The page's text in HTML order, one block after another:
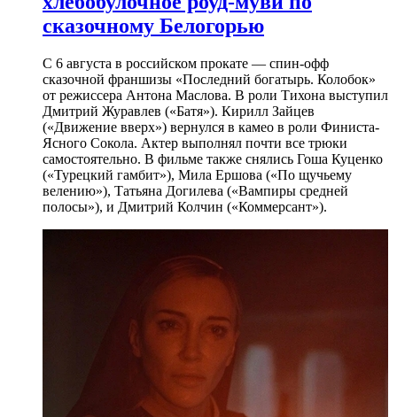
сказочному Белогорью
С 6 августа в российском прокате — спин-офф
сказочной франшизы «Последний богатырь. Колобок»
от режиссера Антона Маслова. В роли Тихона выступил
Дмитрий Журавлев («Батя»). Кирилл Зайцев
(«Движение вверх») вернулся в камео в роли Финиста-
Ясного Сокола. Актер выполнял почти все трюки
самостоятельно. В фильме также снялись Гоша Куценко
(«Турецкий гамбит»), Мила Ершова («По щучьему
велению»), Татьяна Догилева («Вампиры средней
полосы»), и Дмитрий Колчин («Коммерсант»).